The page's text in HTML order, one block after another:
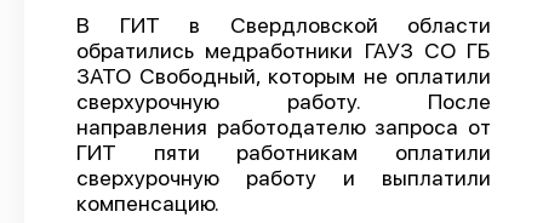
Трудовые конфликты
Отчеты
Предложить публикацию
Справочник
API
В ГИТ в Свердловской области
обратились медработники ГАУЗ СО ГБ
ЗАТО Свободный, которым не оплатили
сверхурочную работу. После
направления работодателю запроса от
ГИТ пяти работникам оплатили
сверхурочную работу и выплатили
компенсацию.